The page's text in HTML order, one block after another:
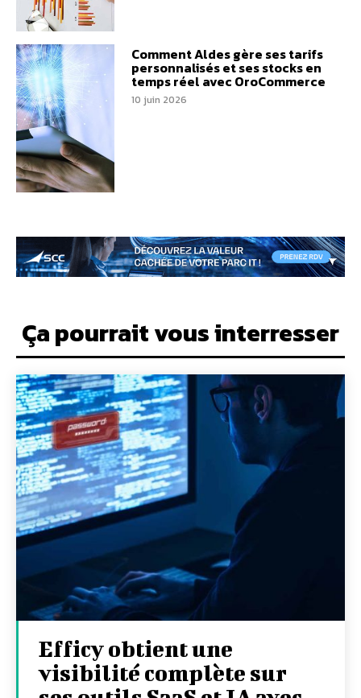
Comment Aldes gère ses tarifs
personnalisés et ses stocks en
temps réel avec OroCommerce
10 juin 2026
Ça pourrait vous interresser
Efficy obtient une
visibilité complète sur